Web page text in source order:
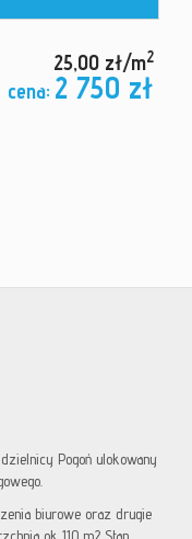
25,00 zł/m2
cena: 2 750 zł
Pogoń ulokowany
biurowe oraz drugie